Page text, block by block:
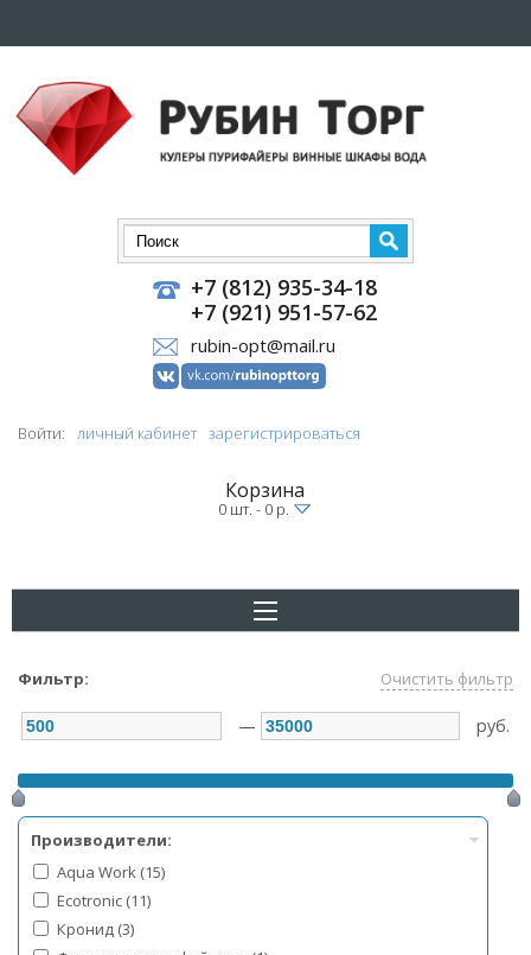
Корзина
0 шт. - 0 р.
+7 (812) 935-34-18
+7 (921) 951-57-62
rubin-opt@mail.ru
Войти: личный кабинет зарегистрироваться
Фильтр: Очистить фильтр
— руб.
Производители:
Aqua Work (15)
Ecotronic (11)
Кронид (3)